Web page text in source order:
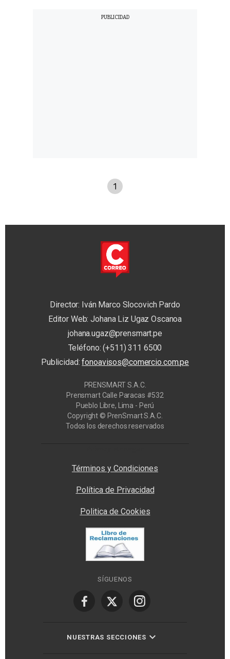
1
Director: Iván Marco Slocovich Pardo
Editor Web: Johana Liz Ugaz Oscanoa
johana.ugaz@prensmart.pe
Teléfono: (+511) 311 6500
Publicidad:fonoavisos@comercio.com.pe
PRENSMART S.A.C.
Prensmart Calle Paracas #532
Pueblo Libre, Lima - Perú
Copyright © PrenSmart S.A.C.
Todos los derechos reservados
Términos y Condiciones
Política de Privacidad
Politica de Cookies
SÍGUENOS
NUESTRAS SECCIONES